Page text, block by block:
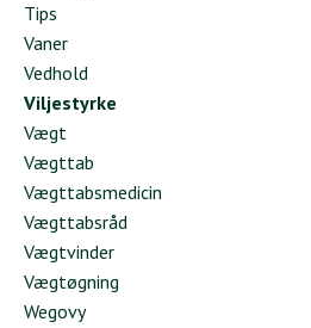
Tips
Vaner
Vedhold
Viljestyrke
Vægt
Vægttab
Vægttabsmedicin
Vægttabsråd
Vægtvinder
Vægtøgning
Wegovy